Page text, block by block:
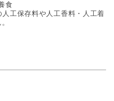
食
工保存料や人工香料・人工着